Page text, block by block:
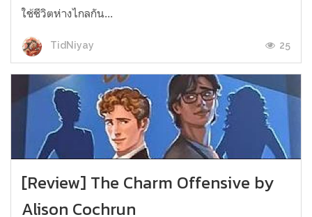
ใช้ชีวิตห่างไกลกัน...
TidNiyay 25
[Review] The Charm Offensive by
Alison Cochrun